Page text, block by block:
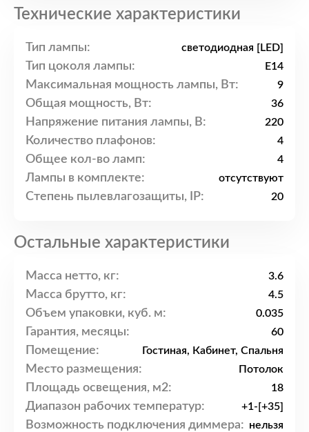
Технические характеристики
Тип лампы: светодиодная [LED]
Тип цоколя лампы: E14
Максимальная мощность лампы, Вт: 9
Общая мощность, Вт: 36
Напряжение питания лампы, В: 220
Количество плафонов: 4
Общее кол-во ламп: 4
Лампы в комплекте: отсутствуют
Степень пылевлагозащиты, IP: 20
Остальные характеристики
Масса нетто, кг: 3.6
Масса брутто, кг: 4.5
Объем упаковки, куб. м: 0.035
Гарантия, месяцы: 60
Помещение: Гостиная, Кабинет, Спальня
Место размещения: Потолок
Площадь освещения, м2: 18
Диапазон рабочих температур: +1-[+35]
Возможность подключения диммера: нельзя